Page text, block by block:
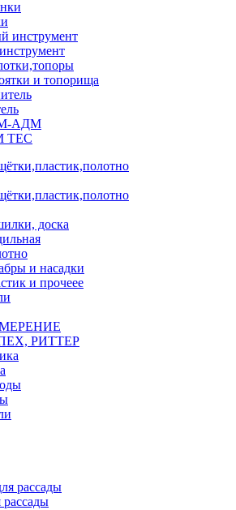
и топорища
АДМ
TEC
доска
и насадки
и прочеее
РИТТЕР
рассады